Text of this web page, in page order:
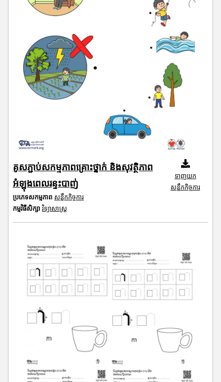
គូសភ្ជាប់សកម្មភាពគ្រោះថ្នាក់ និងសុវត្ថិភាព
អំឡុងពេលរន្ទះបាញ់
ប្រភេទសកម្មភាព សន្លឹកកិច្ចការ
កម្មវិធីសិក្សា វិទ្យាសាស្រ្ត
ទាញយក
សន្លឹកកិច្ចការ